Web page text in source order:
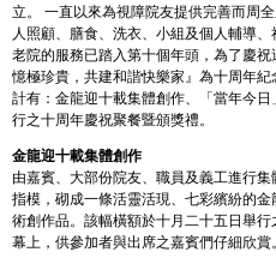
立。 一直以來為視障院友提供完善而周
人照顧、膳食、洗衣、小組及個人輔導
老院的服務已踏入第十個年頭，為了慶
憶極珍貴，共建和諧快樂家』為十周年
計有：金龍迎十載集體創作、「當年今
行之十周年慶祝聚餐暨頒獎禮。
金龍迎十載集體創作
由嘉賓、大部份院友、職員及義工進行
指模，砌成一條活靈活現、七彩繽紛的
術創作品。該幅橫額於十月二十五日舉
幕上，供參加者與出席之嘉賓們仔細欣賞。